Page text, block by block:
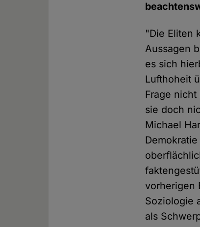
"Die Eliten
Aussagen
es sich
Lufthoheit
Frage
sie doch
Michael
vorherigen
Soziologie
als